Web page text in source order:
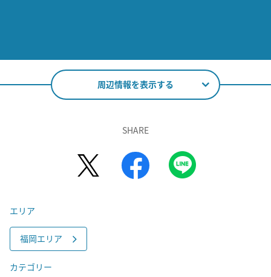
周辺情報を表示する
SHARE
エリア
福岡エリア
カテゴリー